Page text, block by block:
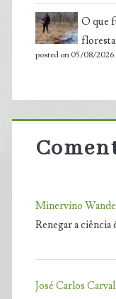
O que
posted on 05/08/2026
Minervino
Renegar a ciência
José Carlos